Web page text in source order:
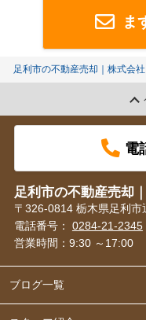
ま
足利市の不動産売却｜株式会
電
足利市の不動産売却
〒326-0814 栃木県足利市
電話番号： 0284-21-2345
営業時間：9:30 ～17:00
ブログ一覧